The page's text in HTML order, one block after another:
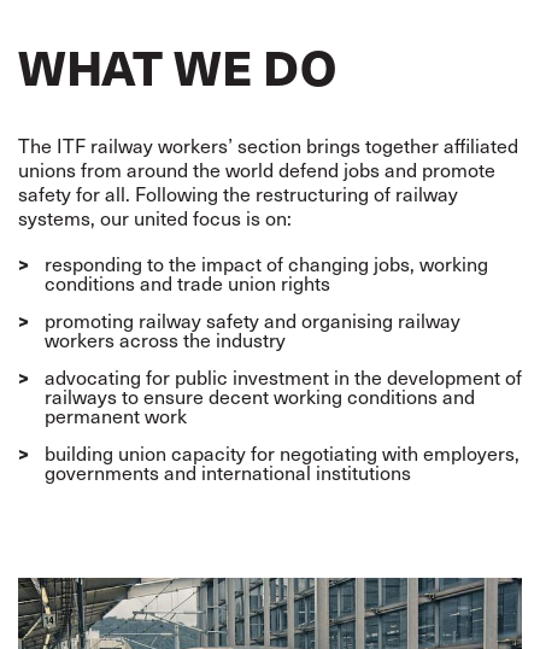
WHAT WE DO
The ITF railway workers’ section brings together affiliated
unions from around the world defend jobs and promote
safety for all. Following the restructuring of railway
systems, our united focus is on:
responding to the impact of changing jobs, working
conditions and trade union rights
promoting railway safety and organising railway
workers across the industry
advocating for public investment in the development of
railways to ensure decent working conditions and
permanent work
building union capacity for negotiating with employers,
governments and international institutions